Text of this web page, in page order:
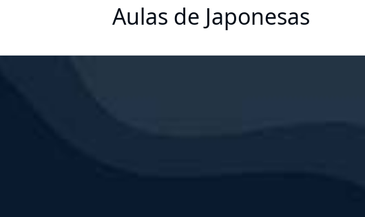
Aulas de Japonesas